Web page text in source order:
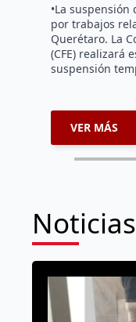
•La
por trabajos
Querétaro. La
(CFE) realizará
suspensión
VER MÁS